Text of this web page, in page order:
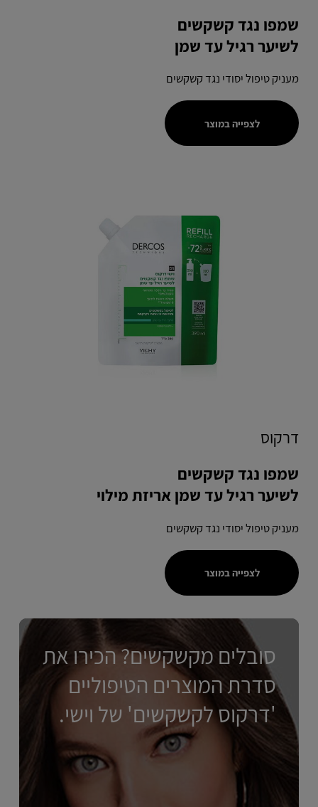
שמפו נגד קשקשים
לשיער רגיל עד שמן
מעניק טיפול יסודי נגד קשקשים
לצפייה במוצר
דרקוס
שמפו נגד קשקשים
לשיער רגיל עד שמן אריזת מילוי
מעניק טיפול יסודי נגד קשקשים
לצפייה במוצר
סובלים מקשקשים? הכירו את
סדרת המוצרים הטיפוליים
'דרקוס לקשקשים' של וישי.